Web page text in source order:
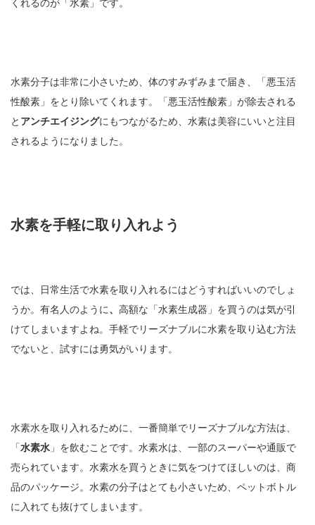
くれるのが「水素」です。
水素分子は非常に小さいため、体のすみずみまで届き、「悪玉活
性酸素」をとり除いてくれます。「悪玉活性酸素」が除去される
と アンチエイジングにもつながるため、水素は美容にいいと注目
されるようになりました。
水素を手軽に取り入れよう
では、日常生活で水素を取り入れるにはどうすればいいのでしょ
うか。有名人のように、 高額な「水素生成器」を買うのは気が引
けてしまいますよね。手軽でリーズナブルに水素を取り込む方法
でないと、試すには勇気がいります。
水素水を取り入れるために、一番簡単でリーズナブルな方法は、
「水素水 」を飲むことです。水素水は、一部のスーパーや通販で
売られています。水素水を買うときに気をつけてほしいのは、商
品のパッケージ。水素の分子はとても小さいため、ペットボトル
に入れても抜けてしまいます。